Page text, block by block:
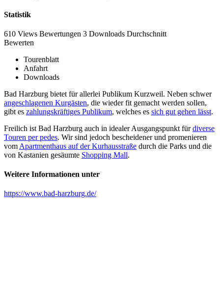
Statistik
610 Views Bewertungen 3 Downloads Durchschnitt
Bewerten
Tourenblatt
Anfahrt
Downloads
Bad Harzburg bietet für allerlei Publikum Kurzweil. Neben schwer
angeschlagenen Kurgästen, die wieder fit gemacht werden sollen,
gibt es zahlungskräftiges Publikum, welches es sich gut gehen lässt.
Freilich ist Bad Harzburg auch in idealer Ausgangspunkt fürdiverse
Touren per pedes. Wir sind jedoch bescheidener und promenieren
vom Apartmenthaus auf der Kurhausstraße durch die Parks und die
von Kastanien gesäumte Shopping Mall.
Weitere Informationen unter
https://www.bad-harzburg.de/